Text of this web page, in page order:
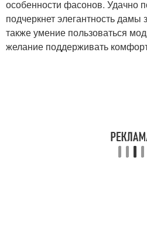
Шапка из вязаного меха
особенности фасонов. Удачно
подчеркнет элегантность дамы
также умение пользоваться
желание поддерживать